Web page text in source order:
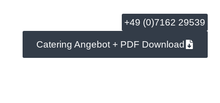
+49 (0)7162 29539
Catering Angebot + PDF Download